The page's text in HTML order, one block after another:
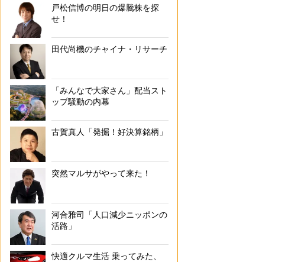
戸松信博の明日の爆騰株を探
せ！
田代尚機のチャイナ・リサーチ
「みんなで大家さん」配当スト
ップ騒動の内幕
古賀真人「発掘！好決算銘柄」
突然マルサがやって来た！
河合雅司「人口減少ニッポンの
活路」
快適クルマ生活 乗ってみた、